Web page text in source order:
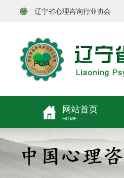
辽宁省心理咨询行业协会
网站首页
HOME